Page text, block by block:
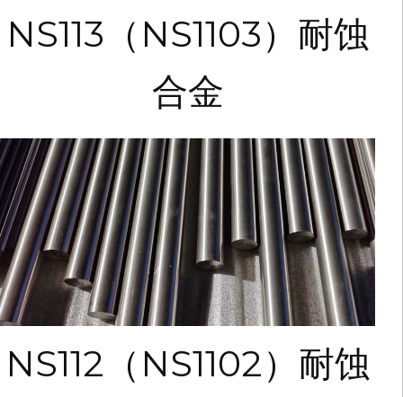
NS113（NS1103）耐蚀
合金
NS112（NS1102）耐蚀